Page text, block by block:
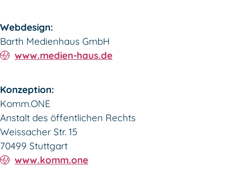
Webdesign:
Barth Medienhaus GmbH
www.medien-haus.de
Konzeption:
Komm.ONE
Anstalt des öffentlichen Rechts
Weissacher Str. 15
70499 Stuttgart
www.komm.one